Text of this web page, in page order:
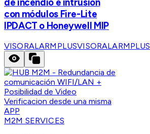
con módulos Fire-Lite
IPDACT o Honeywell MIP
VISORALARMPLUSVISORALARMPLUS
M2M SERVICES